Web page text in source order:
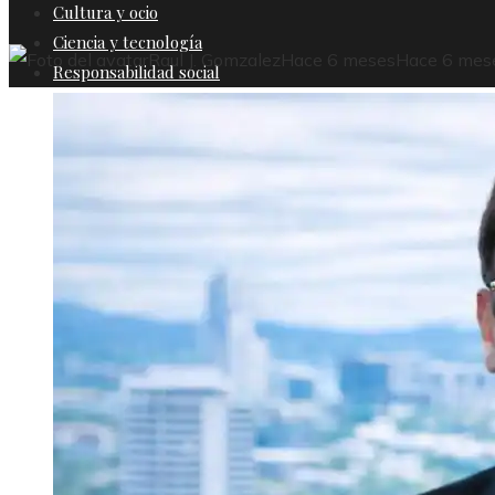
Cultura y ocio
Ciencia y tecnología
Responsabilidad social
Raul J. Gomzalez Hace 6 meses Hace 6